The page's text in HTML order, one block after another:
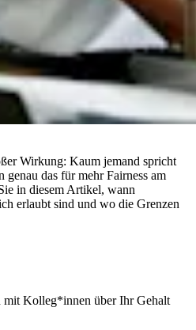
Wirkung: Kaum jemand spricht
das für mehr Fairness am
in diesem Artikel, wann
erlaubt sind und wo die Grenzen
mit Kolleg*innen über Ihr Gehalt